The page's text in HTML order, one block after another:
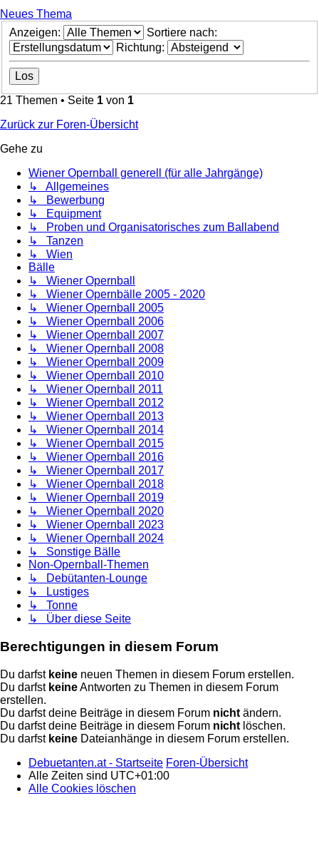
Neues Thema
Anzeigen:
Sortiere nach:
Richtung:
21 Themen • Seite 1 von 1
Zurück zur Foren-Übersicht
Gehe zu
Wiener Opernball generell (für alle Jahrgänge)
↳ Allgemeines
↳ Bewerbung
↳ Equipment
↳ Proben und Organisatorisches zum Ballabend
↳ Tanzen
↳ Wien
Bälle
↳ Wiener Opernball
↳ Wiener Opernbälle 2005 - 2020
↳ Wiener Opernball 2005
↳ Wiener Opernball 2006
↳ Wiener Opernball 2007
↳ Wiener Opernball 2008
↳ Wiener Opernball 2009
↳ Wiener Opernball 2010
↳ Wiener Opernball 2011
↳ Wiener Opernball 2012
↳ Wiener Opernball 2013
↳ Wiener Opernball 2014
↳ Wiener Opernball 2015
↳ Wiener Opernball 2016
↳ Wiener Opernball 2017
↳ Wiener Opernball 2018
↳ Wiener Opernball 2019
↳ Wiener Opernball 2020
↳ Wiener Opernball 2023
↳ Wiener Opernball 2024
↳ Sonstige Bälle
Non-Opernball-Themen
↳ Debütanten-Lounge
↳ Lustiges
↳ Tonne
↳ Über diese Seite
Berechtigungen in diesem Forum
Du darfst keine neuen Themen in diesem Forum erstellen.
Du darfst keineAntworten zu Themen in diesem Forum
erstellen.
Du darfst deine Beiträge in diesem Forum nicht ändern.
Du darfst deine Beiträge in diesem Forum nicht löschen.
Du darfst keine Dateianhänge in diesem Forum erstellen.
Debuetanten.at - Startseite Foren-Übersicht
Alle Zeiten sind UTC+01:00
Alle Cookies löschen